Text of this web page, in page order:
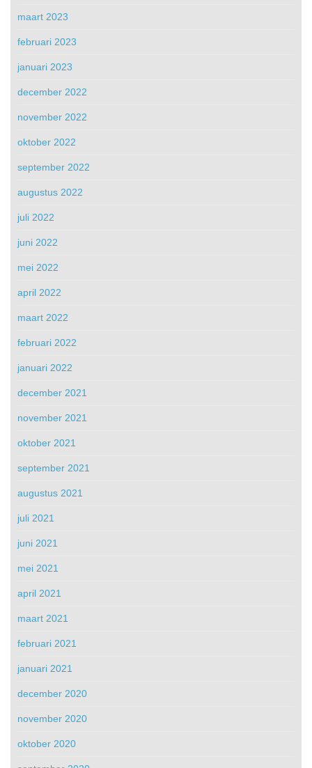
maart 2023
februari 2023
januari 2023
december 2022
november 2022
oktober 2022
september 2022
augustus 2022
juli 2022
juni 2022
mei 2022
april 2022
maart 2022
februari 2022
januari 2022
december 2021
november 2021
oktober 2021
september 2021
augustus 2021
juli 2021
juni 2021
mei 2021
april 2021
maart 2021
februari 2021
januari 2021
december 2020
november 2020
oktober 2020